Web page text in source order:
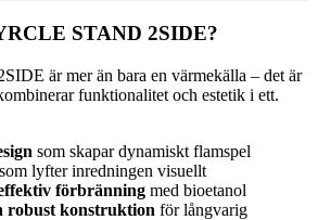
STAND 2SIDE?
är mer än bara en värmekälla – det är
funktionalitet och estetik i ett.
som skapar dynamiskt flamspel
som lyfter inredningen visuellt
förbränning med bioetanol
robust konstruktion för långvarig